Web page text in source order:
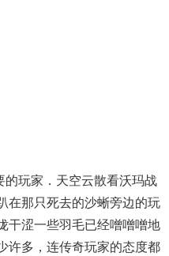
玩家．天空云散看沃玛战
在那只死去的沙蜥旁边的玩
干涩一些羽毛已经噌噌噌地
许多，连传奇玩家的态度都